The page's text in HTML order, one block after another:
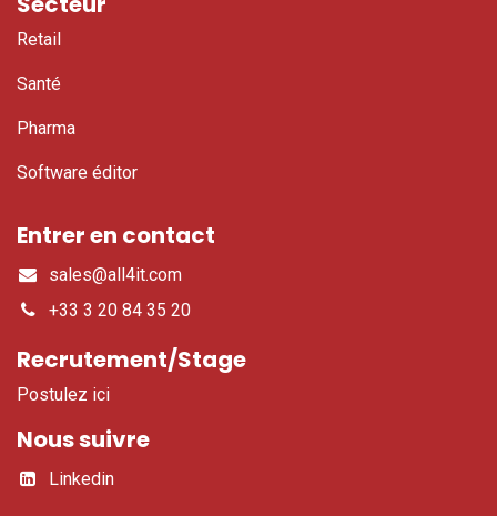
Retail
Santé​
Pharma
Software éditor
Entrer en contact
sales@all4it.com
+33 3 20 84 35 20
Recrutement/Stage
Postulez ici
Nous suivre
Linkedin